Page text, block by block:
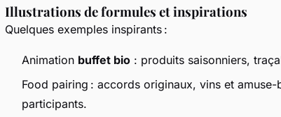
Illustrations de formules et inspirations
Quelques exemples inspirants :
Animation buffet bio : produits saisonniers,
Food pairing : accords originaux, vins et
participants.